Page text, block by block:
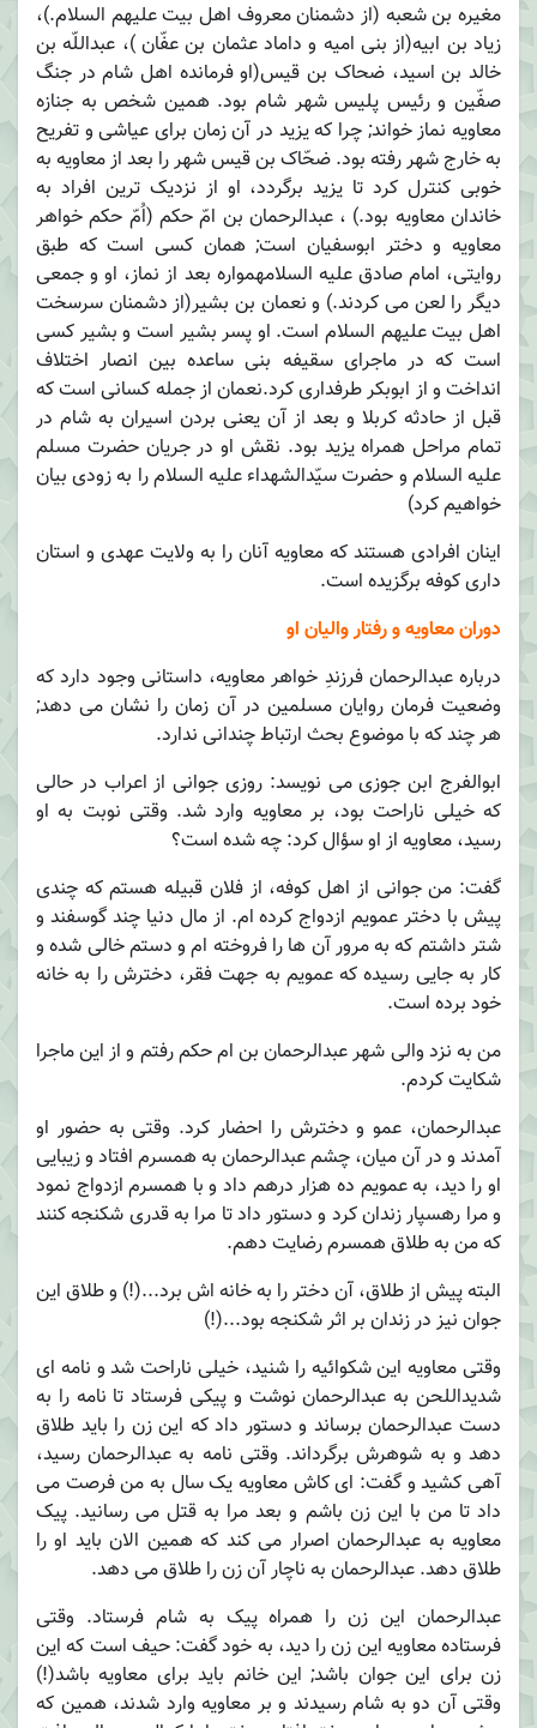
مغیره بن شعبه (از دشمنان معروف اهل بیت علیهم السلام.)،
زیاد بن ابیه(از بنی امیه و داماد عثمان بن عفّان )، عبداللّه بن
خالد بن اسید، ضحاک بن قیس(او فرمانده اهل شام در جنگ
صفّین و رئیس پلیس شهر شام بود. همین شخص به جنازه
معاویه نماز خواند; چرا که یزید در آن زمان برای عیاشی و تفریح
به خارج شهر رفته بود. ضحّاک بن قیس شهر را بعد از معاویه به
خوبی کنترل کرد تا یزید برگردد، او از نزدیک ترین افراد به
خاندان معاویه بود.) ، عبدالرحمان بن امّ حکم (اُمّ حکم خواهر
معاویه و دختر ابوسفیان است; همان کسی است که طبق
روایتی، امام صادق علیه السلامهمواره بعد از نماز، او و جمعی
دیگر را لعن می کردند.) و نعمان بن بشیر(از دشمنان سرسخت
اهل بیت علیهم السلام است. او پسر بشیر است و بشیر کسی
است که در ماجرای سقیفه بنی ساعده بین انصار اختلاف
انداخت و از ابوبکر طرفداری کرد.نعمان از جمله کسانی است که
قبل از حادثه کربلا و بعد از آن یعنی بردن اسیران به شام در
تمام مراحل همراه یزید بود. نقش او در جریان حضرت مسلم
علیه السلام و حضرت سیّدالشهداء علیه السلام را به زودی بیان
خواهیم کرد)
اینان افرادی هستند که معاویه آنان را به ولایت عهدی و استان
داری کوفه برگزیده است.
دوران معاویه و رفتار والیان او
درباره عبدالرحمان فرزندِ خواهر معاویه، داستانی وجود دارد که
وضعیت فرمان روایان مسلمین در آن زمان را نشان می دهد;
هر چند که با موضوع بحث ارتباط چندانی ندارد.
ابوالفرج ابن جوزی می نویسد: روزی جوانی از اعراب در حالی
که خیلی ناراحت بود، بر معاویه وارد شد. وقتی نوبت به او
رسید، معاویه از او سؤال کرد: چه شده است؟
گفت: من جوانی از اهل کوفه، از فلان قبیله هستم که چندی
پیش با دختر عمویم ازدواج کرده ام. از مال دنیا چند گوسفند و
شتر داشتم که به مرور آن ها را فروخته ام و دستم خالی شده و
کار به جایی رسیده که عمویم به جهت فقر، دخترش را به خانه
خود برده است.
من به نزد والی شهر عبدالرحمان بن ام حکم رفتم و از این ماجرا
شکایت کردم.
عبدالرحمان، عمو و دخترش را احضار کرد. وقتی به حضور او
آمدند و در آن میان، چشم عبدالرحمان به همسرم افتاد و زیبایی
او را دید، به عمویم ده هزار درهم داد و با همسرم ازدواج نمود
و مرا رهسپار زندان کرد و دستور داد تا مرا به قدری شکنجه کنند
که من به طلاق همسرم رضایت دهم.
البته پیش از طلاق، آن دختر را به خانه اش برد...(!) و طلاق این
جوان نیز در زندان بر اثر شکنجه بود...(!)
وقتی معاویه این شکوائیه را شنید، خیلی ناراحت شد و نامه ای
شدیداللحن به عبدالرحمان نوشت و پیکی فرستاد تا نامه را به
دست عبدالرحمان برساند و دستور داد که این زن را باید طلاق
دهد و به شوهرش برگرداند. وقتی نامه به عبدالرحمان رسید،
آهی کشید و گفت: ای کاش معاویه یک سال به من فرصت می
داد تا من با این زن باشم و بعد مرا به قتل می رسانید. پیک
معاویه به عبدالرحمان اصرار می کند که همین الان باید او را
طلاق دهد. عبدالرحمان به ناچار آن زن را طلاق می دهد.
عبدالرحمان این زن را همراه پیک به شام فرستاد. وقتی
فرستاده معاویه این زن را دید، به خود گفت: حیف است که این
زن برای این جوان باشد; این خانم باید برای معاویه باشد(!)
وقتی آن دو به شام رسیدند و بر معاویه وارد شدند، همین که